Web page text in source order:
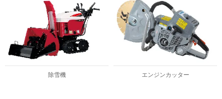
除雪機 エンジンカッター